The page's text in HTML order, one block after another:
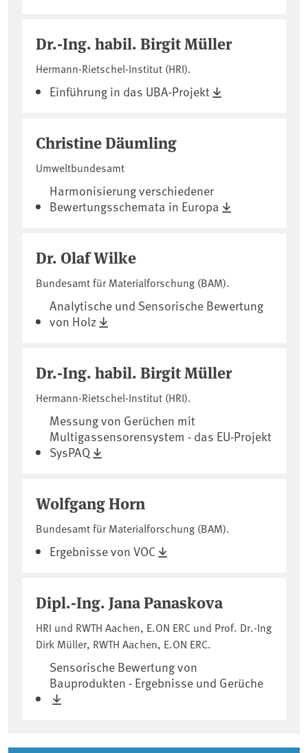
Dr.-Ing. habil. Birgit Müller
Hermann-Rietschel-Institut (HRI).
Einführung in das UBA-Projekt
Christine Däumling
Umweltbundesamt
Harmonisierung verschiedener
Bewertungsschemata in Europa
Dr. Olaf Wilke
Bundesamt für Materialforschung (BAM).
Analytische und Sensorische Bewertung
von Holz
Dr.-Ing. habil. Birgit Müller
Hermann-Rietschel-Institut (HRI).
Messung von Gerüchen mit
Multigassensorensystem - das EU-Projekt
SysPAQ
Wolfgang Horn
Bundesamt für Materialforschung (BAM).
Ergebnisse von VOC
Dipl.-Ing. Jana Panaskova
HRI und RWTH Aachen, E.ON ERC und Prof. Dr.-Ing
Dirk Müller, RWTH Aachen, E.ON ERC.
Sensorische Bewertung von
Bauprodukten - Ergebnisse und Gerüche